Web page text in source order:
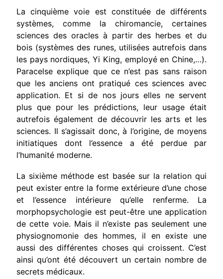
La cinquième voie est constituée de différents
systèmes, comme la chiromancie, certaines
sciences des oracles à partir des herbes et du
bois (systèmes des runes, utilisées autrefois dans
les pays nordiques, Yi King, employé en Chine,…).
Paracelse explique que ce n’est pas sans raison
que les anciens ont pratiqué ces sciences avec
application. Et si de nos jours elles ne servent
plus que pour les prédictions, leur usage était
autrefois également de découvrir les arts et les
sciences. Il s’agissait donc, à l’origine, de moyens
initiatiques dont l’essence a été perdue par
l’humanité moderne.
La sixième méthode est basée sur la relation qui
peut exister entre la forme extérieure d’une chose
et l’essence intérieure qu’elle renferme. La
morphopsychologie est peut-être une application
de cette voie. Mais il n’existe pas seulement une
physiognomonie des hommes, il en existe une
aussi des différentes choses qui croissent. C’est
ainsi qu’ont été découvert un certain nombre de
secrets médicaux.